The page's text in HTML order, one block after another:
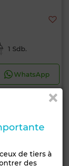
1 Sdb.
WhatsApp
de tiers à
des